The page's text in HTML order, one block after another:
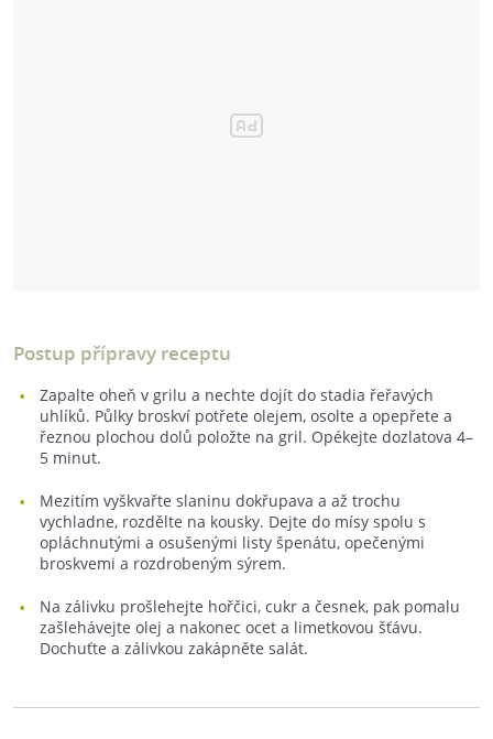
Postup přípravy receptu
Zapalte oheň v grilu a nechte dojít do stadia řeřavých
uhlíků. Půlky broskví potřete olejem, osolte a opepřete a
řeznou plochou dolů položte na gril. Opékejte dozlatova 4–
5 minut.
Mezitím vyškvařte slaninu dokřupava a až trochu
vychladne, rozdělte na kousky. Dejte do mísy spolu s
opláchnutými a osušenými listy špenátu, opečenými
broskvemi a rozdrobeným sýrem.
Na zálivku prošlehejte hořčici, cukr a česnek, pak pomalu
zašlehávejte olej a nakonec ocet a limetkovou šťávu.
Dochuťte a zálivkou zakápněte salát.